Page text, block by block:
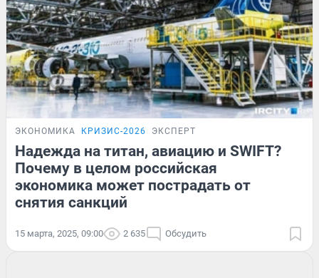
ЭКОНОМИКА КРИЗИС-2026 ЭКСПЕРТ
Надежда на титан, авиацию и SWIFT?
Почему в целом российская
экономика может пострадать от
снятия санкций
15 марта, 2025, 09:00 2 635 Обсудить